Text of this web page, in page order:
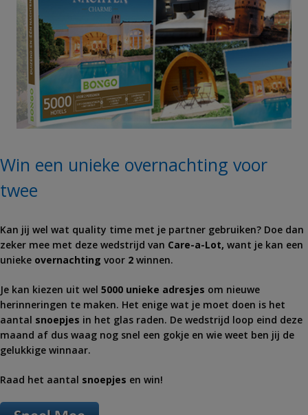
Win een unieke overnachting voor
twee
Kan jij wel wat quality time met je partner gebruiken? Doe dan
zeker mee met deze wedstrijd van Care-a-Lot, want je kan een
unieke overnachting voor 2 winnen.
Je kan kiezen uit wel 5000 unieke adresjes om nieuwe
herinneringen te maken. Het enige wat je moet doen is het
aantal snoepjes in het glas raden. De wedstrijd loop eind deze
maand af dus waag nog snel een gokje en wie weet ben jij de
gelukkige winnaar.
Raad het aantal snoepjes en win!